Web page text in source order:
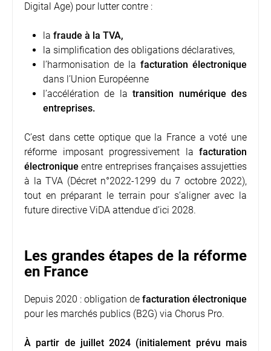
Digital Age) pour lutter contre :
la fraude à la TVA,
la simplification des obligations déclaratives,
l’harmonisation de la facturation électronique
dans l’Union Européenne
l’accélération de latransition numérique des
entreprises.
C’est dans cette optique que la France a voté une
réforme imposant progressivement la facturation
électronique entre entreprises françaises assujetties
à la TVA (Décret n°2022-1299 du 7 octobre 2022),
tout en préparant le terrain pour s’aligner avec la
future directive ViDA attendue d’ici 2028.
Les grandes étapes de la réforme
en France
Depuis 2020 : obligation de facturation électronique
pour les marchés publics (B2G) via Chorus Pro.
À partir de juillet 2024 (initialement prévu mais